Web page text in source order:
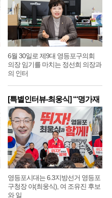
6월 30일로 제9대 영등포구의회
의장 임기를 마치는 정선희 의장과
의 인터
[특별인터뷰-최웅식] “‘명가재
영등포시대는 6.3지방선거 영등포
구청장 야(최웅식), 여 조유진 후보
와 일